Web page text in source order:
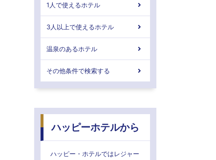
1人で使えるホテル
3人以上で使えるホテル
温泉のあるホテル
その他条件で検索する
ハッピーホテルから
ハッピー・ホテルではレジャー